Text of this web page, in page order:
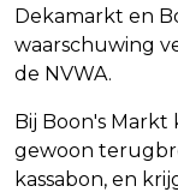
Dekamarkt en
waarschuwing
de NVWA.
Bij Boon's
gewoon
kassabon, en